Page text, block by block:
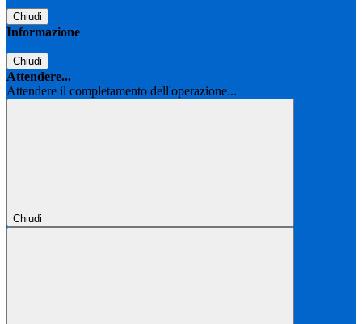
Chiudi
Informazione
Chiudi
Attendere...
Attendere il completamento dell'operazione...
Chiudi